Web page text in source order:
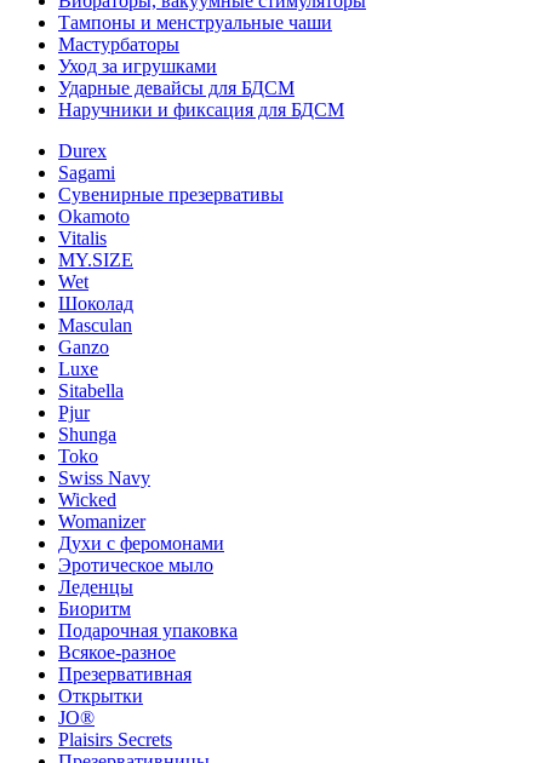
Тампоны и менструальные чаши
Мастурбаторы
Уход за игрушками
Ударные девайсы для БДСМ
Наручники и фиксация для БДСМ
Durex
Sagami
Сувенирные презервативы
Okamoto
Vitalis
MY.SIZE
Wet
Шоколад
Masculan
Ganzo
Luxe
Sitabella
Pjur
Shunga
Toko
Swiss Navy
Wicked
Womanizer
Духи с феромонами
Эротическое мыло
Леденцы
Биоритм
Подарочная упаковка
Всякое-разное
Презервативная
Открытки
JO®
Plaisirs Secrets